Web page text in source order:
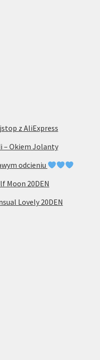
z AliExpress
– Okiem Jolanty
odcieniu
Moon 20DEN
Lovely 20DEN